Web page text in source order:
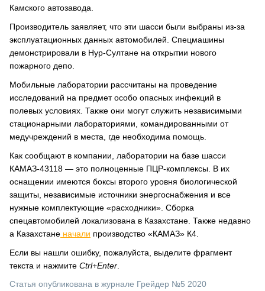
Камского автозавода.
Производитель заявляет, что эти шасси были выбраны из-за
эксплуатационных данных автомобилей. Спецмашины
демонстрировали в Нур-Султане на открытии нового
пожарного депо.
Мобильные лаборатории рассчитаны на проведение
исследований на предмет особо опасных инфекций в
полевых условиях. Также они могут служить независимыми
стационарными лабораториями, командированными от
медучреждений в места, где необходима помощь.
Как сообщают в компании, лаборатории на базе шасси
КАМАЗ-43118 ― это полноценные ПЦР-комплексы. В их
оснащении имеются боксы второго уровня биологической
защиты, независимые источники энергоснабжения и все
нужные комплектующие «расходники». Сборка
спецавтомобилей локализована в Казахстане. Также недавно
а Казахстане начали производство «КАМАЗ» К4.
Если вы нашли ошибку, пожалуйста, выделите фрагмент
текста и нажмите Ctrl+Enter
Статья опубликована в журнале Грейдер №5 2020